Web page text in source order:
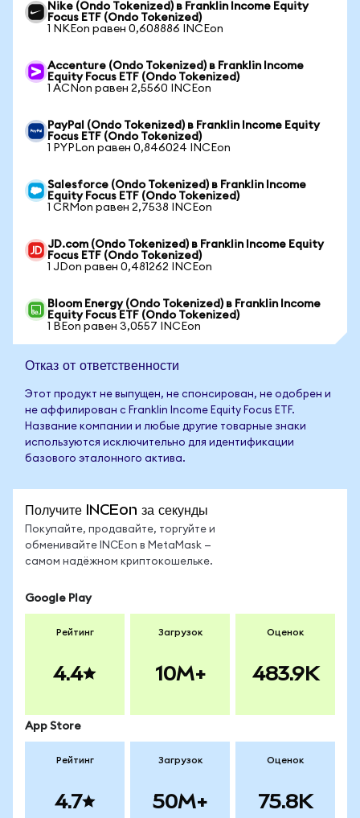
Nike (Ondo Tokenized) в Franklin Income Equity
Focus ETF (Ondo Tokenized)
1 NKEon равен 0,608886 INCEon
Accenture (Ondo Tokenized) в Franklin Income
Equity Focus ETF (Ondo Tokenized)
1 ACNon равен 2,5560 INCEon
PayPal (Ondo Tokenized) в Franklin Income Equity
Focus ETF (Ondo Tokenized)
1 PYPLon равен 0,846024 INCEon
Salesforce (Ondo Tokenized) в Franklin Income
Equity Focus ETF (Ondo Tokenized)
1 CRMon равен 2,7538 INCEon
JD.com (Ondo Tokenized) в Franklin Income Equity
Focus ETF (Ondo Tokenized)
1 JDon равен 0,481262 INCEon
Bloom Energy (Ondo Tokenized) в Franklin Income
Equity Focus ETF (Ondo Tokenized)
1 BEon равен 3,0557 INCEon
Отказ от ответственности
Этот продукт не выпущен, не спонсирован, не одобрен и
не аффилирован с Franklin Income Equity Focus ETF.
Название компании и любые другие товарные знаки
используются исключительно для идентификации
базового эталонного актива.
Получите INCEon за секунды
Покупайте, продавайте, торгуйте и
обменивайте INCEon в MetaMask —
самом надёжном криптокошельке.
Google Play
Рейтинг
4.4
Загрузок
10M+
Оценок
483.9K
App Store
Рейтинг
4.7
Загрузок
50M+
Оценок
75.8K